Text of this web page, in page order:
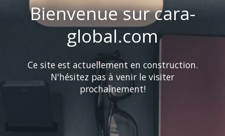
Bienvenue sur cara-
global.com
Ce site est actuellement en construction.
N'hésitez pas à venir le visiter
prochainement!